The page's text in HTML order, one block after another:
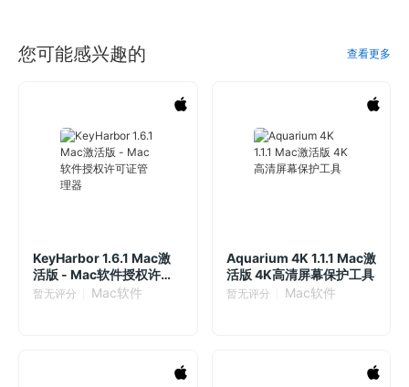
您可能感兴趣的 查看更多
KeyHarbor 1.6.1 Mac激
活版 - Mac软件授权许可
证管理器
暂无评分 Mac软件
Aquarium 4K 1.1.1 Mac激
活版 4K高清屏幕保护工具
暂无评分 Mac软件